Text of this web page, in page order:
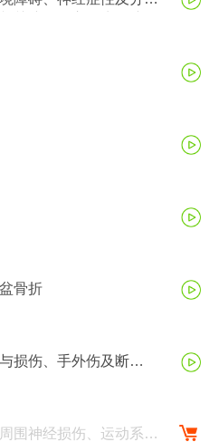
骨折
损伤、手外伤及断
围神经损伤、运动系统